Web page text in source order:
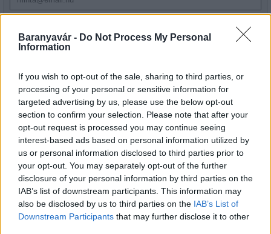
Baranyavár - Do Not Process My Personal
Information
If you wish to opt-out of the sale, sharing to third parties, or
processing of your personal or sensitive information for
targeted advertising by us, please use the below opt-out
section to confirm your selection. Please note that after your
opt-out request is processed you may continue seeing
interest-based ads based on personal information utilized by
us or personal information disclosed to third parties prior to
your opt-out. You may separately opt-out of the further
disclosure of your personal information by third parties on the
IAB’s list of downstream participants. This information may
also be disclosed by us to third parties on the IAB’s List of
Downstream Participants that may further disclose it to other
szabályzatot!
HÍRDETÉS
LEGFRISSEBB
Országos hírek
Megérkezett az eső a Duna vízgyűjtőjére